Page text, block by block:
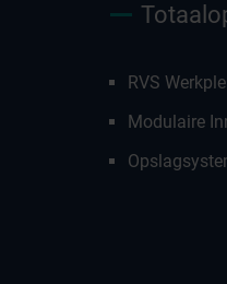
RVS
Modulaire